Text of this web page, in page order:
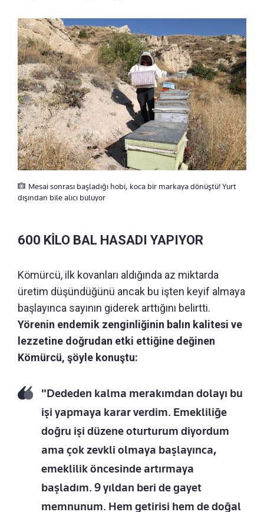
Mesai sonrası başladığı hobi, koca bir markaya dönüştü! Yurt
dışından bile alıcı buluyor
600 KİLO BAL HASADI YAPIYOR
Kömürcü, ilk kovanları aldığında az miktarda
üretim düşündüğünü ancak bu işten keyif almaya
başlayınca sayının giderek arttığını belirtti.
Yörenin endemik zenginliğinin balın kalitesi ve
lezzetine doğrudan etki ettiğine değinen
Kömürcü, şöyle konuştu:
"Dededen kalma merakımdan dolayı bu
işi yapmaya karar verdim. Emekliliğe
doğru işi düzene oturturum diyordum
ama çok zevkli olmaya başlayınca,
emeklilik öncesinde artırmaya
başladım. 9 yıldan beri de gayet
memnunum. Hem getirisi hem de doğal